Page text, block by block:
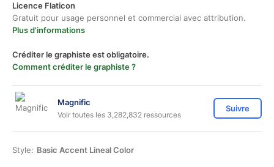
Licence Flaticon
Gratuit pour usage personnel et commercial avec attribution.
Plus d'informations
Créditer le graphiste est obligatoire.
Comment créditer le graphiste ?
Magnific
Voir toutes les 3,282,832 ressources
Suivre
Style: Basic Accent Lineal Color